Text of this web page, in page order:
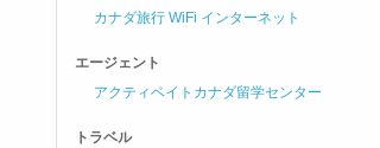
カナダ旅行 WiFi インターネット
エージェント
アクティベイトカナダ留学センター
トラベル